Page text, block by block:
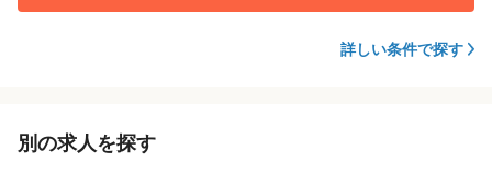
詳しい条件で探す
別の求人を探す